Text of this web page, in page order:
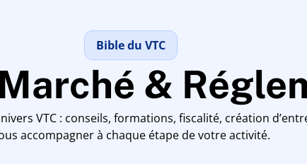
Bible du VTC
&
VTC : conseils, formations, fiscalité, création
accompagner à chaque étape de votre activité.